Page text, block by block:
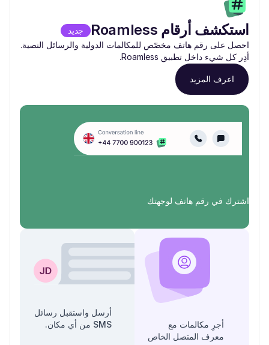
استكشف أرقام Roamless
جديد
احصل على رقم هاتف مخصّص للمكالمات الدولية والرسائل النصية.
أدِر كل شيء داخل تطبيق Roamless.
اعرف المزيد
اشترك في رقم هاتف لوجهتك
أجرِ مكالمات مع
معرف المتصل الخاص
أرسل واستقبل رسائل
SMS من أي مكان.